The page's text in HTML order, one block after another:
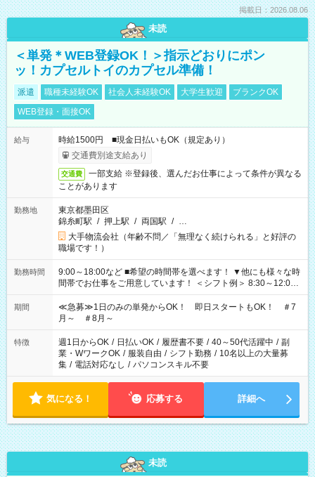
掲載日：2026.08.06
未読
＜単発＊WEB登録OK！＞指示どおりにポン
ッ！カプセルトイのカプセル準備！
派遣 職種未経験OK 社会人未経験OK 大学生歓迎
ブランクOK
WEB登録・面接OK
給与
時給1500円 ■現金日払いもOK（規定あり）
交通費別途支給あり
交通費
一部支給 ※登録後、選んだお仕事によって条件が異なる
ことがあります
勤務地
東京都墨田区
錦糸町駅 / 押上駅 / 両国駅 / …
大手物流会社（年齢不問／「無理なく続けられる」と好評の
職場です！）
勤務時間
9:00～18:00など ■希望の時間帯を選べます！ ▼他にも様々な時
間帯でお仕事をご用意しています！ ＜シフト例＞ 8:30～12:00
17:00～22:00 13:00～22:00 22:00～翌6:00 など
期間
≪急募≫1日のみの単発からOK！ 即日スタートもOK！ ＃7
月～ ＃8月～
特徴 週1日からOK / 日払いOK / 履歴書不要 / 40～50代活躍中 / 副
業・WワークOK / 服装自由 / シフト勤務 / 10名以上の大量募
集 / 電話対応なし / パソコンスキル不要
気になる！ 応募する 詳細へ
未読